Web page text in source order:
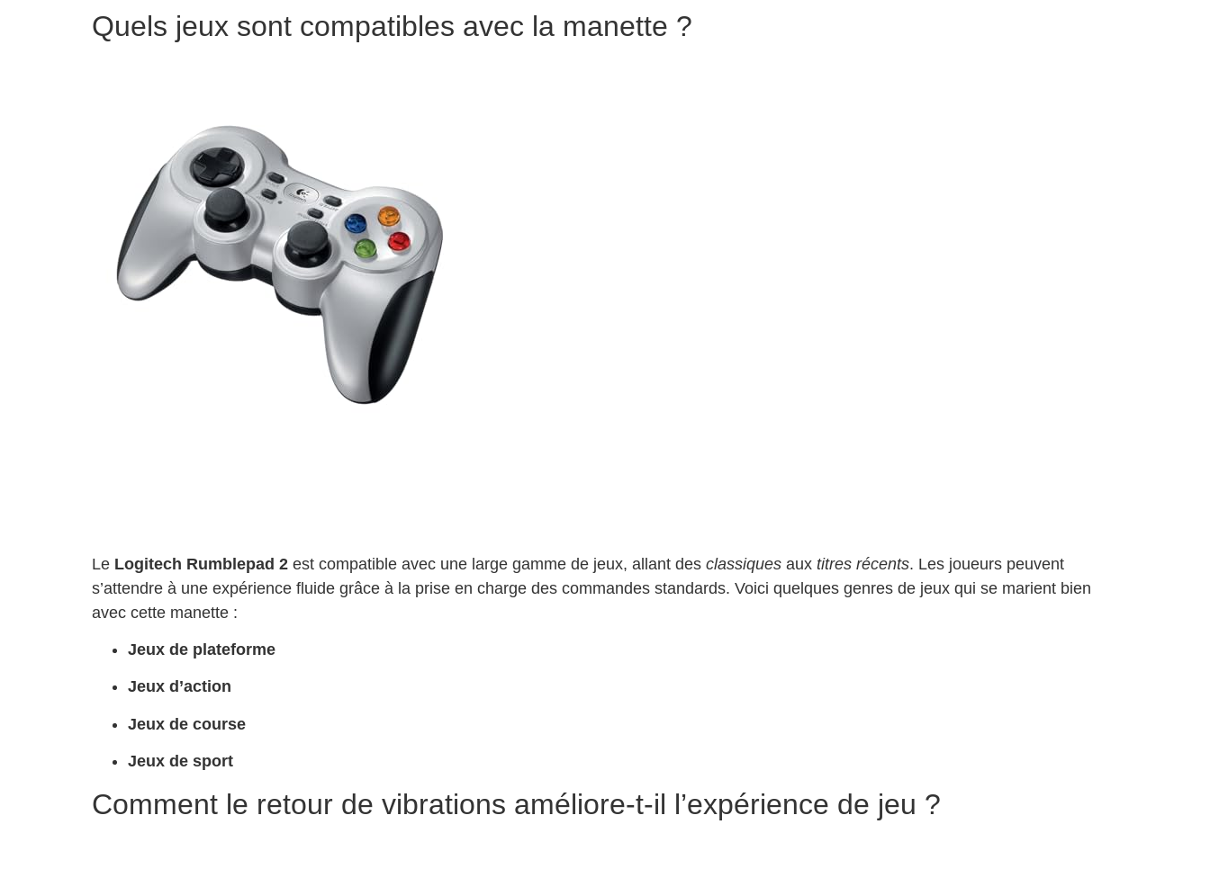
Quels jeux sont compatibles avec la manette ?
Le Logitech Rumblepad 2 est compatible avec une large gamme de jeux, allant des classiques aux titres récents. Les joueurs peuvent
s’attendre à une expérience fluide grâce à la prise en charge des commandes standards. Voici quelques genres de jeux qui se marient bien
avec cette manette :
Jeux de plateforme
Jeux d’action
Jeux de course
Jeux de sport
Comment le retour de vibrations améliore-t-il l’expérience de jeu ?